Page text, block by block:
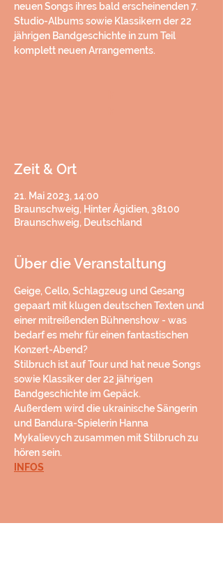
neuen Songs ihres bald erscheinenden 7.
Studio-Albums sowie Klassikern der 22
jährigen Bandgeschichte in zum Teil
Zeit & Ort
21. Mai 2023, 14:00
Braunschweig, Hinter Ägidien, 38100
Braunschweig, Deutschland
Über die Veranstaltung
Geige, Cello, Schlagzeug und Gesang
gepaart mit klugen deutschen Texten und
einer mitreißenden Bühnenshow - was
bedarf es mehr für einen fantastischen
Konzert-Abend?
Stilbruch ist auf Tour und hat neue Songs
sowie Klassiker der 22 jährigen
Bandgeschichte im Gepäck.
Außerdem wird die ukrainische Sängerin
und Bandura-Spielerin Hanna
Mykalievych zusammen mit Stilbruch zu
hören sein.
INFOS